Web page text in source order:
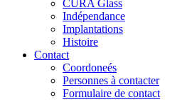
CURA Glass
Indépendance
Implantations
Histoire
Contact
Coordoneés
Personnes à contacter
Formulaire de contact